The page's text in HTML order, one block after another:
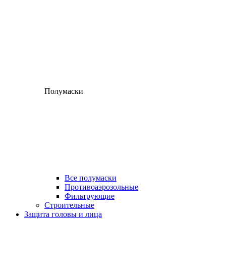
Полумаски
Все полумаски
Противоаэрозольные
Фильтрующие
Строительные
Защита головы и лица